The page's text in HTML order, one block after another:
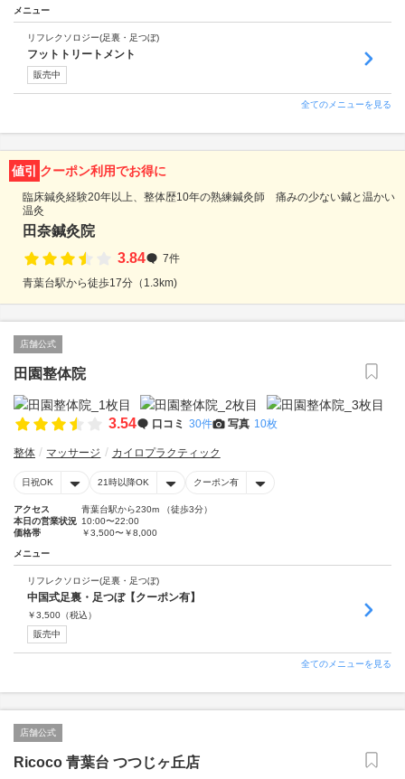
メニュー
リフレクソロジー(足裏・足つぼ)
フットトリートメント
販売中
全てのメニューを見る
値引 クーポン利用でお得に
臨床鍼灸経験20年以上、整体歴10年の熟練鍼灸師 痛みの少ない鍼と温かい
温灸
田奈鍼灸院
3.84
7件
青葉台駅から徒歩17分（1.3km)
店舗公式
田園整体院
3.54 口コミ 30件 写真 10枚
整体 マッサージ カイロプラクティック
日祝OK 21時以降OK クーポン有
アクセス
青葉台駅から230m （徒歩3分）
本日の営業状況 10:00〜22:00
価格帯
￥3,500〜￥8,000
メニュー
リフレクソロジー(足裏・足つぼ)
中国式足裏・足つぼ【クーポン有】
￥3,500 （税込）
販売中
全てのメニューを見る
店舗公式
Ricoco 青葉台 つつじヶ丘店